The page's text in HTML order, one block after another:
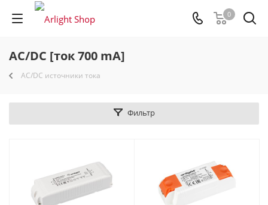
0
AC/DC [ток 700 mA]
AC/DC источники тока
Фильтр